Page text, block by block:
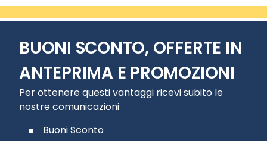
BUONI SCONTO, OFFERTE IN
ANTEPRIMA E PROMOZIONI
Per ottenere questi vantaggi ricevi subito le
nostre comunicazioni
Buoni Sconto